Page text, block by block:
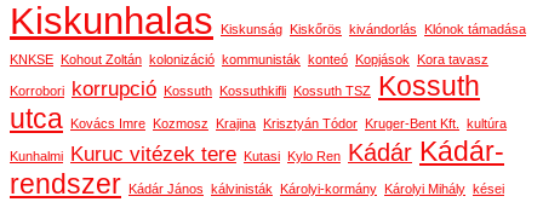
Kiskunhalas Kiskunság Kiskőrös kivándorlás Klónok támadása
KNKSE Kohout Zoltán kolonizáció kommunisták konteó Kopjások Kora tavasz
Korrobori korrupció Kossuth Kossuthkifli Kossuth TSZ Kossuth
utca
Kovács Imre Kozmosz Krajina Krisztyán Tódor Kruger-Bent Kft. kultúra
Kunhalmi Kuruc vitézek tere Kutasi Kylo Ren Kádár Kádár-
rendszer
Kádár János kálvinisták Károlyi-kormány Károlyi Mihály kései